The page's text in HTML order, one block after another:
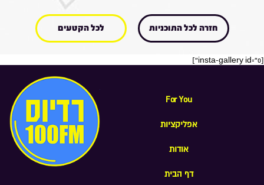
חזרה לכל התוכניות לכל הקטעים
[insta-gallery id="0"]
For You
אפליקציות
אודות
דף הבית